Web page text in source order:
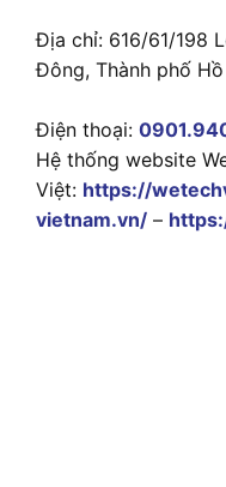
Địa chỉ: 616/61/198
Đông, Thành phố
Điện thoại:
Hệ thống website
Việt: https://
vietnam.vn/ –